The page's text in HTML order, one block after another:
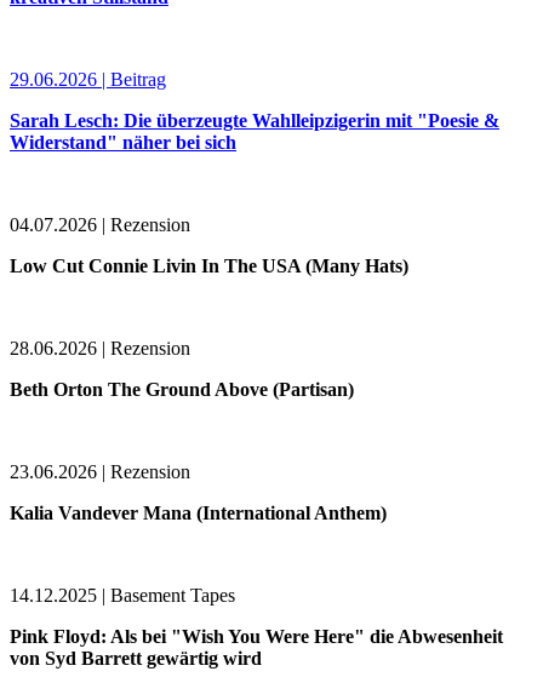
29.06.2026 | Beitrag
Sarah Lesch: Die überzeugte Wahlleipzigerin mit "Poesie &
Widerstand" näher bei sich
04.07.2026 | Rezension
Low Cut Connie Livin In The USA (Many Hats)
28.06.2026 | Rezension
Beth Orton The Ground Above (Partisan)
23.06.2026 | Rezension
Kalia Vandever Mana (International Anthem)
14.12.2025 | Basement Tapes
Pink Floyd: Als bei "Wish You Were Here" die Abwesenheit
von Syd Barrett gewärtig wird